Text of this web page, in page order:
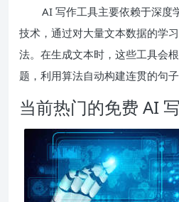
AI 写作工具主要依赖于深度
技术，通过对大量文本数据的学
法。在生成文本时，这些工具会
题，利用算法自动构建连贯的句子
当前热门的免费 AI